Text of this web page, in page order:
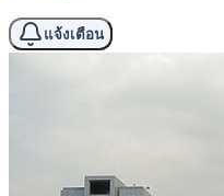
แจ้งเตือน